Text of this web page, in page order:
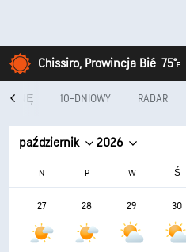
Chissiro, Prowincja Bié 75°F
10-DNIOWY RADAR
październik 2026
N P W Ś
27 28 29 30